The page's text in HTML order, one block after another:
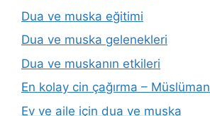
Dua ve muska eğitimi
Dua ve muska gelenekleri
Dua ve muskanın etkileri
En kolay cin çağırma –
Ev ve aile için dua ve muska